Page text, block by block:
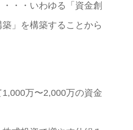
・・いわゆる「資金創
」を構築することから
1,000万〜2,000万の資金